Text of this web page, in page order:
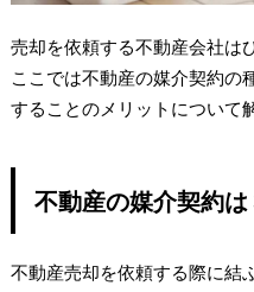
売却を依頼する不動産会社は
ここでは不動産の媒介契約の
することのメリットについて
不動産の媒介契約
不動産売却を依頼する際に結